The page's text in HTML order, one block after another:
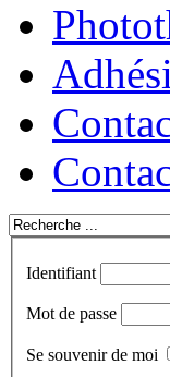
Identifiant
Mot de passe
Se souvenir de moi